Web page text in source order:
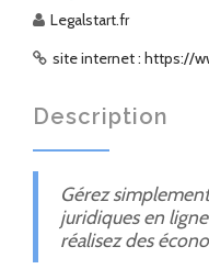
Legalstart.fr
site internet : https://
Description
Gérez
juridiques en
réalisez des